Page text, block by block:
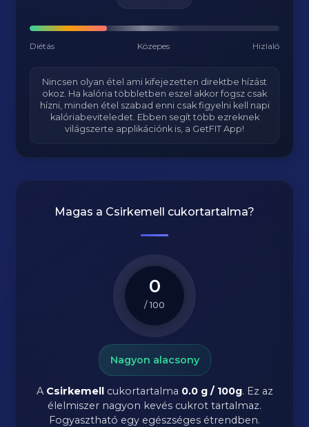
Diétás Közepes Hizlaló
Nincsen olyan étel ami kifejezetten direktbe hízást
okoz. Ha kalória többletben eszel akkor fogsz csak
hízni, minden étel szabad enni csak figyelni kell napi
kalóriabeviteledet. Ebben segít több ezreknek
világszerte applikációnk is, a GetFIT App!
Magas a Csirkemell cukortartalma?
0
/ 100
Nagyon alacsony
A Csirkemellcukortartalma 0.0 g / 100g. Ez az
élelmiszer nagyon kevés cukrot tartalmaz.
Fogyasztható egy egészséges étrendben.